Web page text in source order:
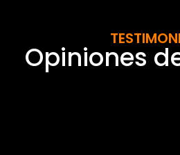
Opiniones